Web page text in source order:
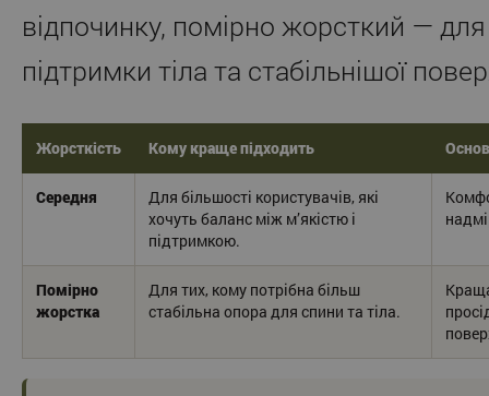
відпочинку, помірно жорсткий —
підтримки тіла та стабільнішої
Жорсткість Кому краще підходить
Середня
Для більшості користувачів, які
хочуть баланс між м’якістю і
підтримкою.
Помірно
жорстка
Для тих, кому потрібна більш
стабільна опора для спини та тіла.